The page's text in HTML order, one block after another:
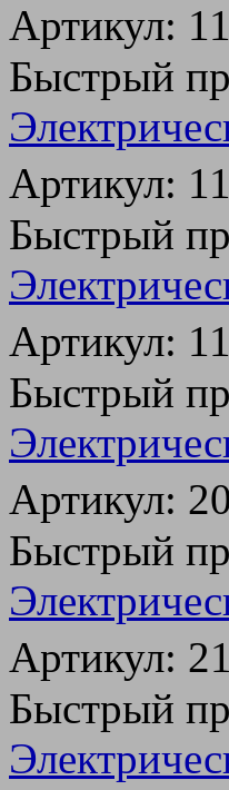
Артикул:
Быстрый
Артикул:
Быстрый
Артикул:
Быстрый
Артикул:
Быстрый
Артикул:
Быстрый